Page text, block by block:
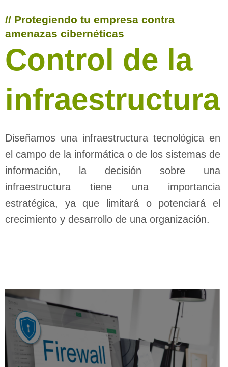
// Protegiendo tu empresa contra
amenazas cibernéticas
Control de la
infraestructura
Diseñamos una infraestructura tecnológica en
el campo de la informática o de los sistemas de
información, la decisión sobre una
infraestructura tiene una importancia
estratégica, ya que limitará o potenciará el
crecimiento y desarrollo de una organización.